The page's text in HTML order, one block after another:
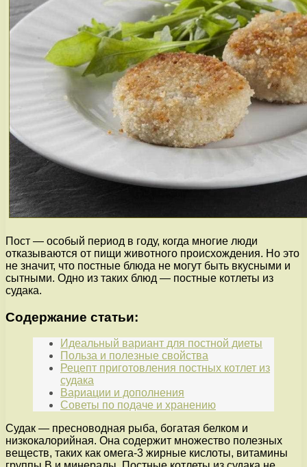
Пост — особый период в году, когда многие люди
отказываются от пищи животного происхождения. Но это
не значит, что постные блюда не могут быть вкусными и
сытными. Одно из таких блюд — постные котлеты из
судака.
Содержание статьи:
Идеальный вариант для постной диеты
Польза и полезные свойства
Рецепт приготовления постных котлет из
судака
Вариации и дополнения
Советы по подаче и хранению
Судак — пресноводная рыба, богатая белком и
низкокалорийная. Она содержит множество полезных
веществ, таких как омега-3 жирные кислоты, витамины